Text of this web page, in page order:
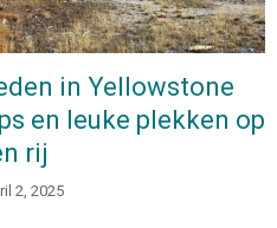
in Yellowstone
en leuke plekken op
rij
2, 2025